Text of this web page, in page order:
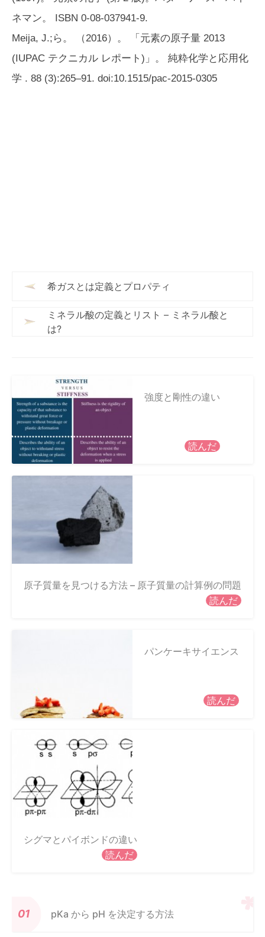
ネマン。 ISBN 0-08-037941-9.
Meija, J.;ら。 （2016）。 「元素の原子量 2013
(IUPAC テクニカル レポート)」。 純粋化学と応用化
学 . 88 (3):265–91. doi:10.1515/pac-2015-0305
希ガスとは定義とプロパティ
ミネラル酸の定義とリスト – ミネラル酸と
は?
強度と剛性の違い
読んだ
原子質量を見つける方法 – 原子質量の計算例の問題
読んだ
パンケーキサイエンス
読んだ
シグマとパイボンドの違い
読んだ
pKa から pH を決定する方法